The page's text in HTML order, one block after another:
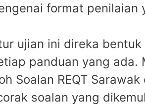
format penilaian
ujian ini direka
panduan yang ada.
Soalan REQT
soalan yang